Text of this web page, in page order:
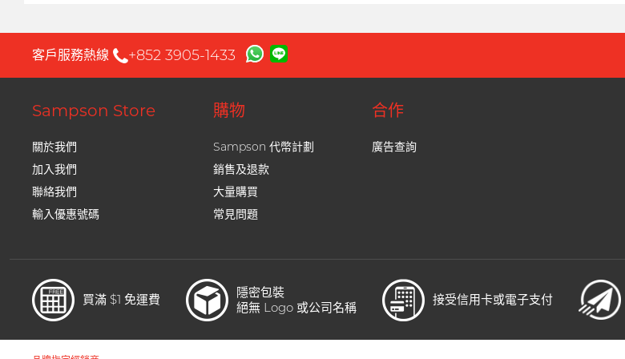
客戶服務熱線 +852 3905-1433
Sampson Store
關於我們
加入我們
聯絡我們
輸入優惠號碼
購物
Sampson 代幣計劃
銷售及退款
大量購買
常見問題
合作
廣告查詢
買滿 $1 免運費
隱密包裝
絕無 Logo 或公司名稱
接受信用卡或電子支付